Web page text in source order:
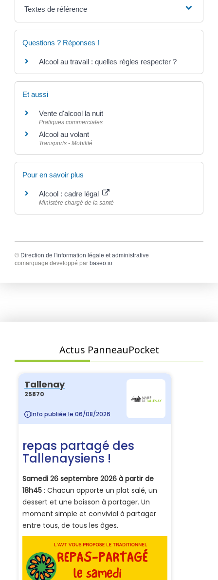
Textes de référence
Questions ? Réponses !
Alcool au travail : quelles règles respecter ?
Et aussi
Vente d'alcool la nuit
Pratiques commerciales
Alcool au volant
Transports - Mobilité
Pour en savoir plus
Alcool : cadre légal
Ministère chargé de la santé
© Direction de l'information légale et administrative
comarquage developpé par baseo.io
Actus PanneauPocket